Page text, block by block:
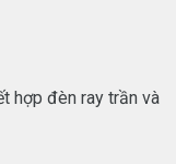
hợp đèn ray trần và